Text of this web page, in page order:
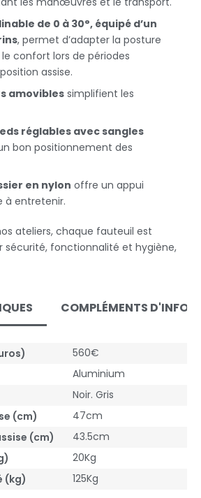
de 0 à 30°, équipé d’un
, permet d’adapter la posture
confort lors de périodes
assise.
amoviblessimplifient les
réglables avec sangles
bon positionnement des
en nylon offre un appui
à entretenir.
ateliers, chaque fauteuil est
sécurité, fonctionnalité et hygiène,
COMPLÉMENTS
560€
Aluminium
Noir. Gris
(cm)
47cm
(cm)
43.5cm
20Kg
(kg)
125Kg